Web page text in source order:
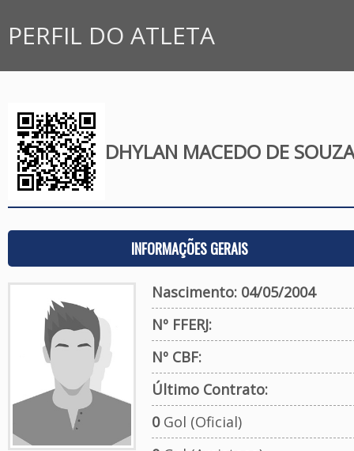
PERFIL DO ATLETA
DHYLAN MACEDO DE SOUZA
INFORMAÇÕES GERAIS
Nascimento: 04/05/2004
Nº FFERJ:
Nº CBF:
Último Contrato:
0Gol (Oficial)